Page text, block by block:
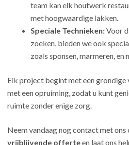
team kan elk houtwerk
met hoogwaardige lakken.
Speciale Technieken:Voor
zoeken, bieden we ook
zoals sponsen, marmeren, en
Elk project begint met een
met een opruiming, zodat u kunt
ruimte zonder enige zorg.
Neem vandaag nog contact met ons
vrijblijvende offerteen laat ons